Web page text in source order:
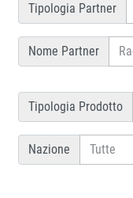
Tipologia Partner
Nome Partner
Tipologia Prodotto
Nazione